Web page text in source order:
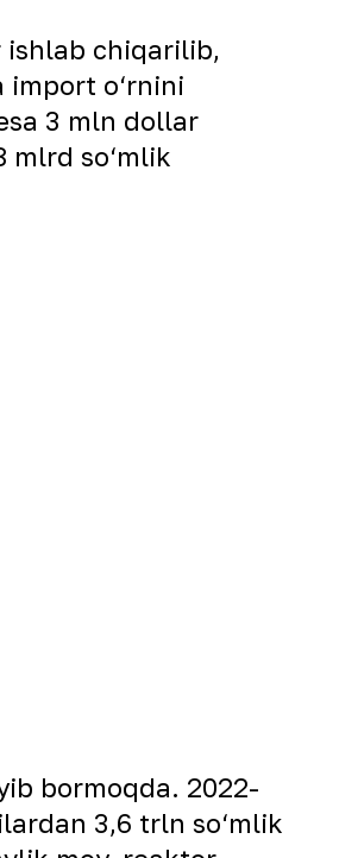
ishlab chiqarilib,
import o‘rnini
3 mln dollar
mlrd so‘mlik
bormoqda. 2022-
3,6 trln so‘mlik